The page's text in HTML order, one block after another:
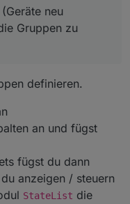
gibt es am Ende
Stimmen seht ihr
nach Stimmen
frei angeordnet
/ Beispiele:
post/490283
post/490928
post/493843
das momentan nicht
(Geräte neu
die Gruppen zu
neu
Gruppen zu
definieren.
an und fügst
fügst du dann
anzeigen / steuern
StateList die